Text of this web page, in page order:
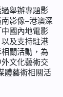
舉辦專題影
影像–港澳深
國內地電影
及支持駐港
關活動，為
文化藝術交
體藝術相關活